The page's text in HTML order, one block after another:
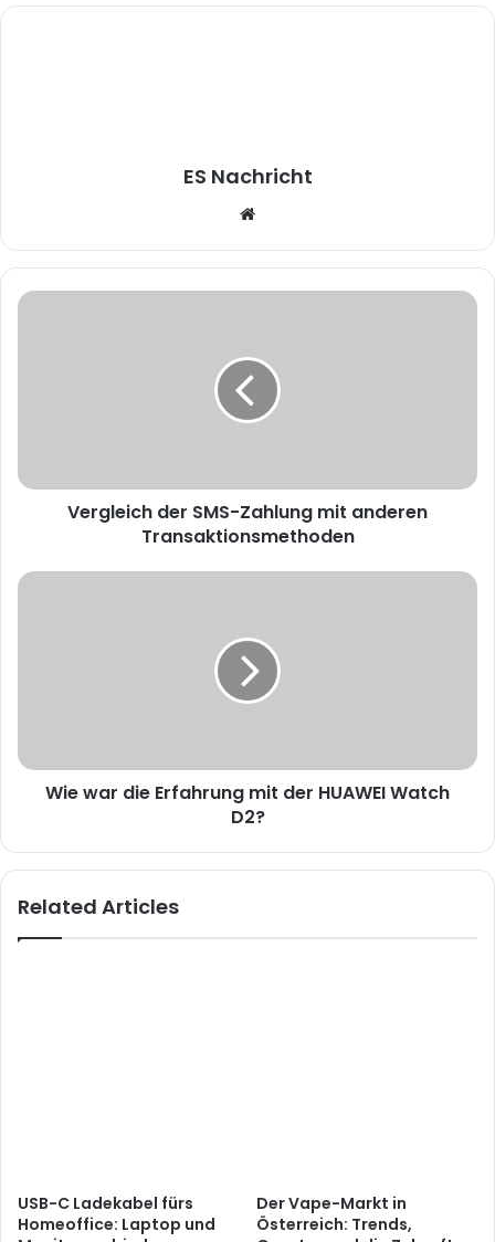
ES Nachricht
b
s
e
Vergleich der SMS-Zahlung mit anderen
Transaktionsmethoden
Wie war die Erfahrung mit der HUAWEI Watch
D2?
Related Articles
USB-C Ladekabel fürs
Homeoffice: Laptop und
Der Vape-Markt in
Österreich: Trends,